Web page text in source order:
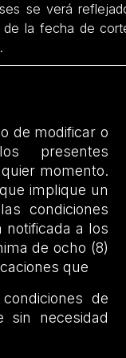
se verá
la fecha de
de modificar o
presentes
momento.
implique un
condiciones
notificada a los
de ocho (8)
que
de
sin necesidad